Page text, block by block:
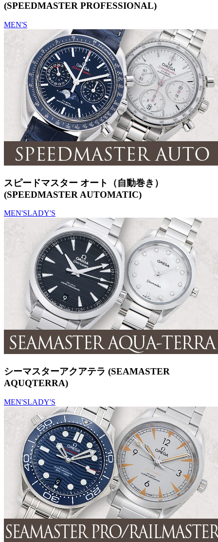
(SPEEDMASTER PROFESSIONAL)
MEN'S
スピードマスター オート（自動巻き）
(SPEEDMASTER AUTOMATIC)
MEN'SLADY'S
シーマスターアクアテラ (SEAMASTER
AQUQTERRA)
MEN'SLADY'S